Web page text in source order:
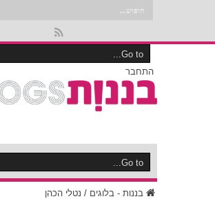
התחבר
בננות - בלוגים / נטלי הכהן